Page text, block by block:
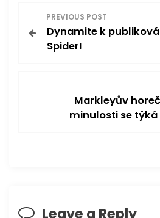
o
i
PREVIOUS POST
Dynamite k
Spider!
Markleyův
minulosti se
Leave a Reply